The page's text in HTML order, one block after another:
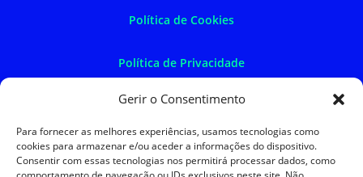
Gerir o Consentimento
Para fornecer as melhores experiências, usamos tecnologias como
cookies para armazenar e/ou aceder a informações do dispositivo.
Consentir com essas tecnologias nos permitirá processar dados, como
Política de Cookies
Política de Privacidade
Política de Devoluções
Termos e Condições